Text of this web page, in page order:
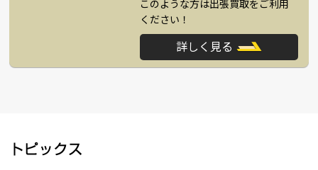
このような方は出張買取をご利用
ください！
詳しく見る